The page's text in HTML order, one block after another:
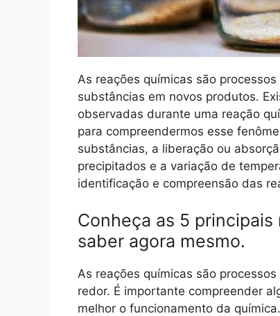
As reações químicas são
substâncias em novos produtos.
observadas durante uma reação
para compreendermos esse
substâncias, a liberação ou
precipitados e a variação de
identificação e compreensão das
Conheça as 5
saber agora mesmo.
As reações químicas são
redor. É importante compreender
melhor o funcionamento da